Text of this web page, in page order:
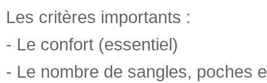
Les critères importants :
- Le confort (essentiel)
- Le nombre de sangles, poches